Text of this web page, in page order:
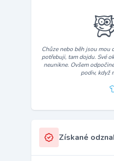
Chůze nebo běh jsou mou
potřebuji, tam dojdu. Své
neunikne. Ovšem
podiv, když
Získané